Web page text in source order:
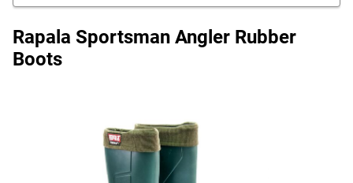
Rapala Sportsman Angler Rubber
Boots